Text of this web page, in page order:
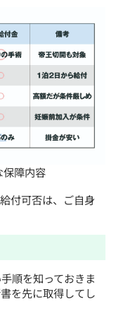
障内容
付可否は、ご自身
順を知っておきま
を先に取得してし